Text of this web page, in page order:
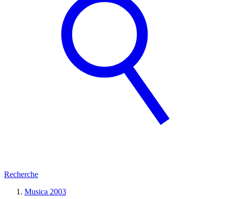
Recherche
Musica 2003